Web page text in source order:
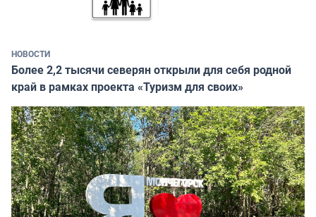
НОВОСТИ
Более 2,2 тысячи северян открыли для себя родной
край в рамках проекта «Туризм для своих»